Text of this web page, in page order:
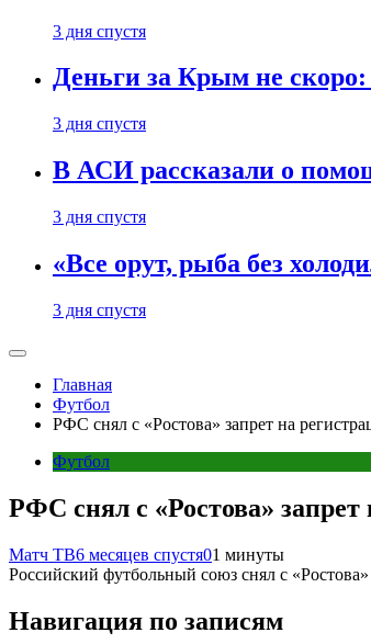
3 дня спустя
Деньги за Крым не скоро:
3 дня спустя
В АСИ рассказали о
3 дня спустя
«Все орут, рыба без
3 дня спустя
Главная
Футбол
РФС снял с «Ростова» запрет на
Футбол
РФС снял с «Ростова»
Матч ТВ6 месяцев спустя01 минуты
Российский футбольный союз снял с
Навигация по записям